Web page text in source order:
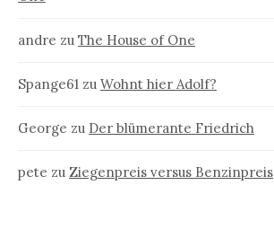
andre zu The House of One
Spange61 zu Wohnt hier Adolf?
George zu Der blümerante Friedrich
pete zu Ziegenpreis versus Benzinpreis